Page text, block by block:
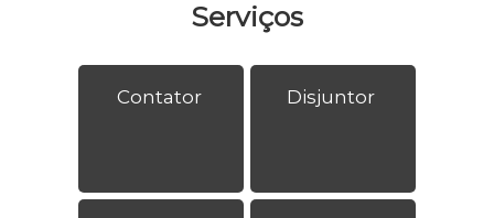
Serviços
Contator Disjuntor